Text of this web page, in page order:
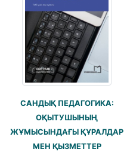
САНДЫҚ ПЕДАГОГИКА:
ОҚЫТУШЫНЫҢ
ЖҰМЫСЫНДАҒЫ ҚҰРАЛДАР
МЕН ҚЫЗМЕТТЕР